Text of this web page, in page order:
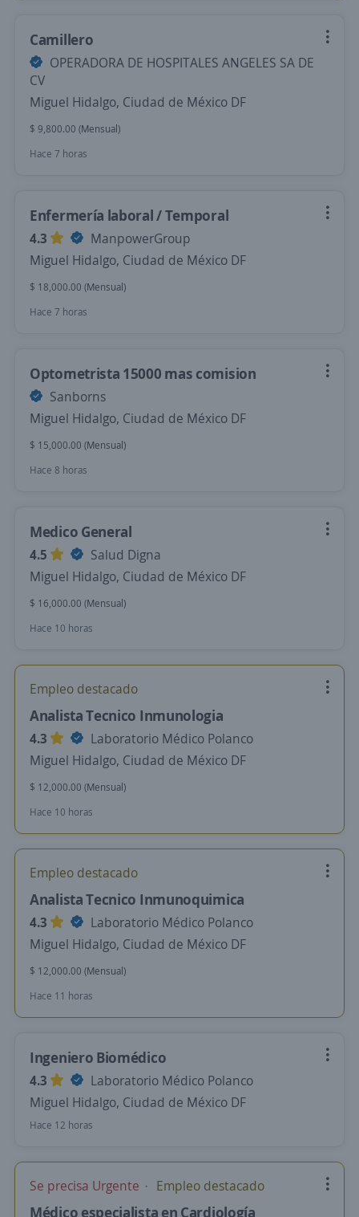
Camillero
OPERADORA DE HOSPITALES ANGELES SA DE
CV
Miguel Hidalgo, Ciudad de México DF
$ 9,800.00 (Mensual)
Hace 7 horas
Enfermería laboral / Temporal
4.3
ManpowerGroup
Miguel Hidalgo, Ciudad de México DF
$ 18,000.00 (Mensual)
Hace 7 horas
Optometrista 15000 mas comision
Sanborns
Miguel Hidalgo, Ciudad de México DF
$ 15,000.00 (Mensual)
Hace 8 horas
Medico General
4.5
Salud Digna
Miguel Hidalgo, Ciudad de México DF
$ 16,000.00 (Mensual)
Hace 10 horas
Empleo destacado
Analista Tecnico Inmunologia
4.3
Laboratorio Médico Polanco
Miguel Hidalgo, Ciudad de México DF
$ 12,000.00 (Mensual)
Hace 10 horas
Empleo destacado
Analista Tecnico Inmunoquimica
4.3
Laboratorio Médico Polanco
Miguel Hidalgo, Ciudad de México DF
$ 12,000.00 (Mensual)
Hace 11 horas
Ingeniero Biomédico
4.3
Laboratorio Médico Polanco
Miguel Hidalgo, Ciudad de México DF
Hace 12 horas
Se precisa Urgente Empleo destacado
Médico especialista en Cardiología